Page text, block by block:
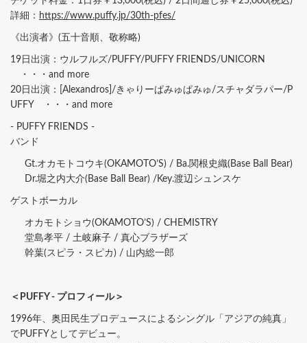
詳細： https://www.puffy.jp/30th-pfes/
《出演者》(五十音順、敬称略)
19日出演：ウルフルズ/PUFFY/PUFFY FRIENDS/UNICORN
・・・and more
20日出演：[Alexandros]/きゃりーぱみゅぱみゅ/スチャダラパー/P
UFFY ・・・and more
- PUFFY FRIENDS -
バンド
Gt.オカモトコウキ(OKAMOTO’S) / Ba.関根史織(Base Ball Bear)
Dr.堀之内大介(Base Ball Bear) /Key.渡辺シュンスケ
ゲストボーカル
オカモトショウ(OKAMOTO’S) / CHEMISTRY
堂島孝平 / 土岐麻子 / 真心ブラザーズ
幹葉(スピラ・スピカ) / 山内総一郎
＜PUFFY - プロフィール＞
1996年、奥田民生プロデュースによるシングル「アジアの純真」
でPUFFYとしてデビュー。